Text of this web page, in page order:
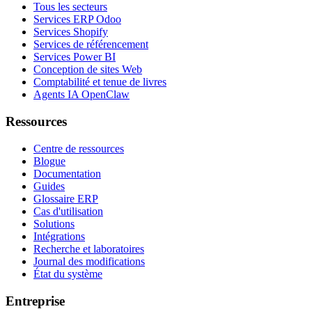
Tous les secteurs
Services ERP Odoo
Services Shopify
Services de référencement
Services Power BI
Conception de sites Web
Comptabilité et tenue de livres
Agents IA OpenClaw
Ressources
Centre de ressources
Blogue
Documentation
Guides
Glossaire ERP
Cas d'utilisation
Solutions
Intégrations
Recherche et laboratoires
Journal des modifications
État du système
Entreprise